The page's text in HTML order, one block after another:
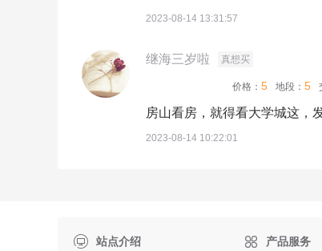
2023-08-14 13:31:57
继海三岁啦 真想买
价格： 5 地段： 5
房山看房，就得看大学城这，
2023-08-14 10:22:01
站点介绍  产品服务